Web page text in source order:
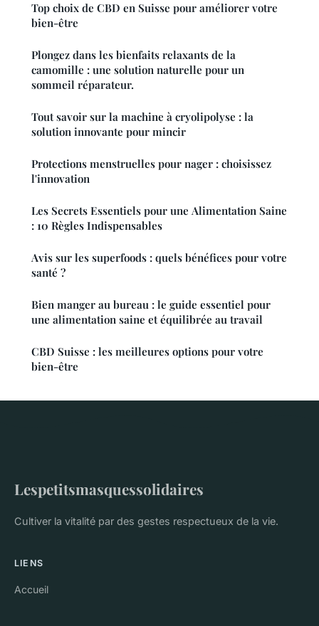
Top choix de CBD en Suisse pour améliorer votre
bien-être
Plongez dans les bienfaits relaxants de la
camomille : une solution naturelle pour un
sommeil réparateur.
Tout savoir sur la machine à cryolipolyse : la
solution innovante pour mincir
Protections menstruelles pour nager : choisissez
l'innovation
Les Secrets Essentiels pour une Alimentation Saine
: 10 Règles Indispensables
Avis sur les superfoods : quels bénéfices pour votre
santé ?
Bien manger au bureau : le guide essentiel pour
une alimentation saine et équilibrée au travail
CBD Suisse : les meilleures options pour votre
bien-être
Lespetitsmasquessolidaires
Cultiver la vitalité par des gestes respectueux de la vie.
LIENS
Accueil